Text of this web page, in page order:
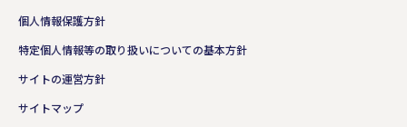
個人情報保護方針
特定個人情報等の取り扱いについての基本方針
サイトの運営方針
サイトマップ